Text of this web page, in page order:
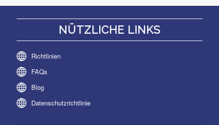
NÜTZLICHE LINKS
Richtlinien
FAQs
Blog
Datenschutzrichtlinie